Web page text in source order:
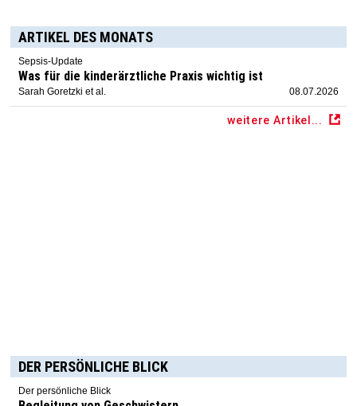
ARTIKEL DES MONATS
Sepsis-Update
Was für die kinderärztliche Praxis wichtig ist
Sarah Goretzki et al. 08.07.2026
weitere Artikel...
DER PERSÖNLICHE BLICK
Der persönliche Blick